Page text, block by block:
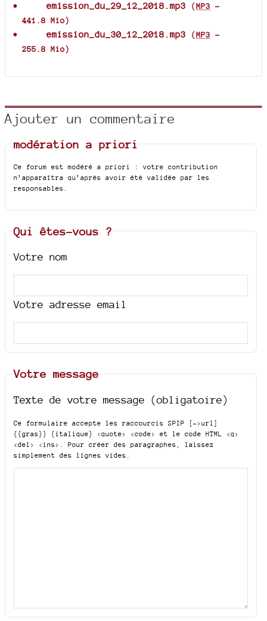
emission_du_29_12_2018.mp3 (MP3 -
441.8 Mio)
emission_du_30_12_2018.mp3 (MP3 -
255.8 Mio)
Ajouter un commentaire
modération a priori
Ce forum est modéré a priori : votre contribution
n’apparaîtra qu’après avoir été validée par les
responsables.
Qui êtes-vous ?
Votre nom
Votre adresse email
Votre message
Texte de votre message (obligatoire)
Ce formulaire accepte les raccourcis SPIP
[->url]
{{gras}} {italique} <quote> <code>
et le code HTML <q>
<del> <ins>
. Pour créer des paragraphes, laissez
simplement des lignes vides.